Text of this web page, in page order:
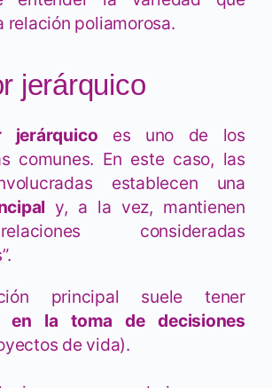
relación poliamorosa.
jerárquico
jerárquico es uno de los
comunes. En este caso, las
establecen una
y, a la vez, mantienen
consideradas
principal suele tener
en la toma de decisiones
de vida).